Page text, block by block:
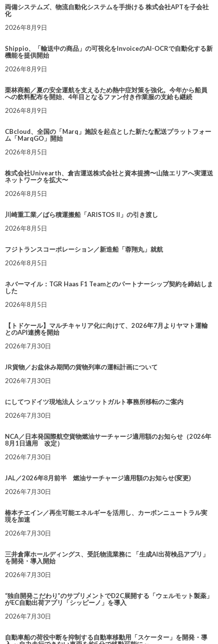
両備システムズ、物流自動化システムを手掛ける 株式会社APTを子会社
化
2026年8月9日
Shippio、「輸送中の商品」の可視化をInvoiceのAI-OCRで自動化する新
機能を提供開始
2026年8月9日
栗林商船／夏の安全運航を支えるため熱中症対策を強化。今年から船員
への飲料配布を開始、4年目となるファン付き作業服の支給も継続
2026年8月9日
CBcloud、全国の「Marq」施設を起点とした新たな配送プラットフォー
ム「MarqGO」開始
2026年8月5日
株式会社Univearth、倉吉運送株式会社と資本提携〜山陰エリアへ実運送
ネットワークを拡大〜
2026年8月5日
川崎重工業／ばら積運搬船「ARISTOS II」の引き渡し
2026年8月5日
フジトランスコーポレーション／新造船「蓉翔丸」就航
2026年8月5日
ネバーマイル：TGR Haas F1 Teamとのパートナーシップ契約を締結しま
した
2026年8月5日
【トドケール】マルチキャリア化に向けて、2026年7月よりヤマト運輸
とのAPI連携を開始
2026年7月30日
JR貨物／お盆休み期間の貨物列車の運転計画について
2026年7月30日
にしてつドイツ現地法人 シュツットガルト事務所移転のご案内
2026年7月30日
NCA／日本発国際航空貨物燃油サーチャージ適用額のお知らせ（2026年
8月1日適用 改定）
2026年7月30日
JAL／2026年8月前半 燃油サーチャージ適用額のお知らせ(変更)
2026年7月30日
椿本チエイン／再生可能エネルギーを活用し、カーボンニュートラル実
現を加速
2026年7月30日
三井倉庫ホールディングス、受託物流業務に 「生成AI出荷検品アプリ」
を開発・導入開始
2026年7月30日
“独自開発こだわり”のサプリメントでD2C展開する「ウェルモット製薬」
がEC自動出荷アプリ「シッピーノ」を導入
2026年7月30日
自動車船の荷役中断を抑制する自動車移動用「スケーター」を開発・導